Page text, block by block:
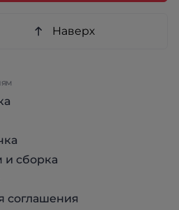
Наверх
и сборка
соглашения